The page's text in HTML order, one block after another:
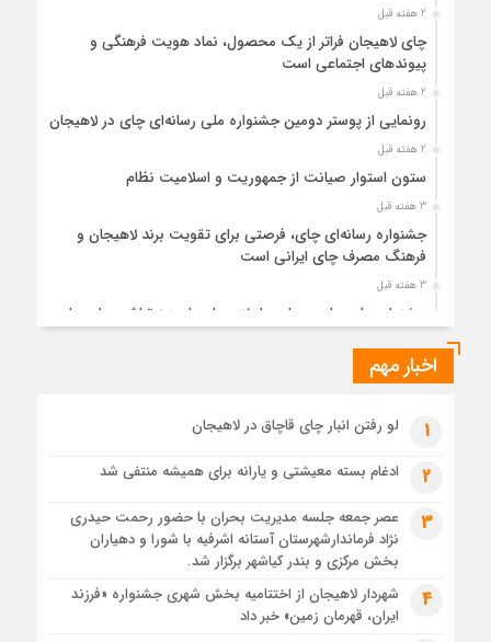
2 هفته قبل
چای لاهیجان فراتر از یک محصول، نماد هویت فرهنگی و
پیوندهای اجتماعی است
2 هفته قبل
رونمایی از پوستر دومین جشنواره ملی رسانه‌ای چای در لاهیجان
2 هفته قبل
ستون استوار صیانت از جمهوریت و اسلامیت نظام
3 هفته قبل
جشنواره رسانه‌ای چای، فرصتی برای تقویت برند لاهیجان و
فرهنگ مصرف چای ایرانی است
3 هفته قبل
جشنواره ملی چای، حمایت از لاهیجان یا هزینه‌تراشی برای چای
3 هفته قبل
4 هفته قبل
رئوف
تصاویر هوایی مراسم تشییع پیکر مطهر آقای شهید ایران – مشهد
مراسم تشییع پیکر مطهر آقای شهید ایران – مشهد
اخبار مهم
1 لو رفتن انبار چای قاچاق در لاهیجان
2 ادغام بسته معیشتی و یارانه برای همیشه منتفی شد
3
عصر جمعه جلسه مدیریت بحران با حضور رحمت حیدری
نژاد فرماندارشهرستان آستانه اشرفیه با شورا و دهیاران
بخش مرکزی و بندر کیاشهر برگزار شد.
4
شهردار لاهیجان از اختتامیه بخش شهری جشنواره «فرزند
ایران، قهرمان زمین» خبر داد